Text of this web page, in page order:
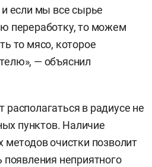
если мы все сырье
переработку, то можем
то мясо, которое
— объяснил